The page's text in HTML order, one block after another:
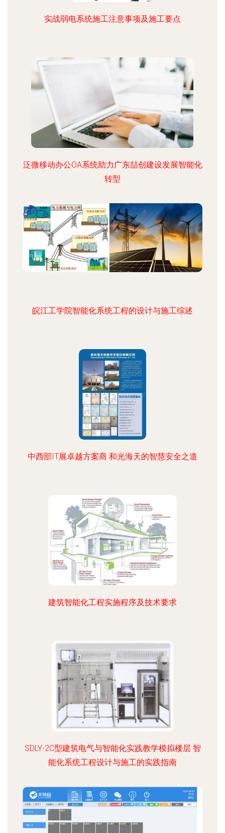
实战弱电系统施工注意事项及施工要点
泛微移动办公OA系统助力广东喆创建设发展智能化
转型
皖江工学院智能化系统工程的设计与施工综述
中西部IT展卓越方案商 和光海天的智慧安全之道
建筑智能化工程实施程序及技术要求
SDLY-2C型建筑电气与智能化实践教学模拟楼层 智
能化系统工程设计与施工的实践指南